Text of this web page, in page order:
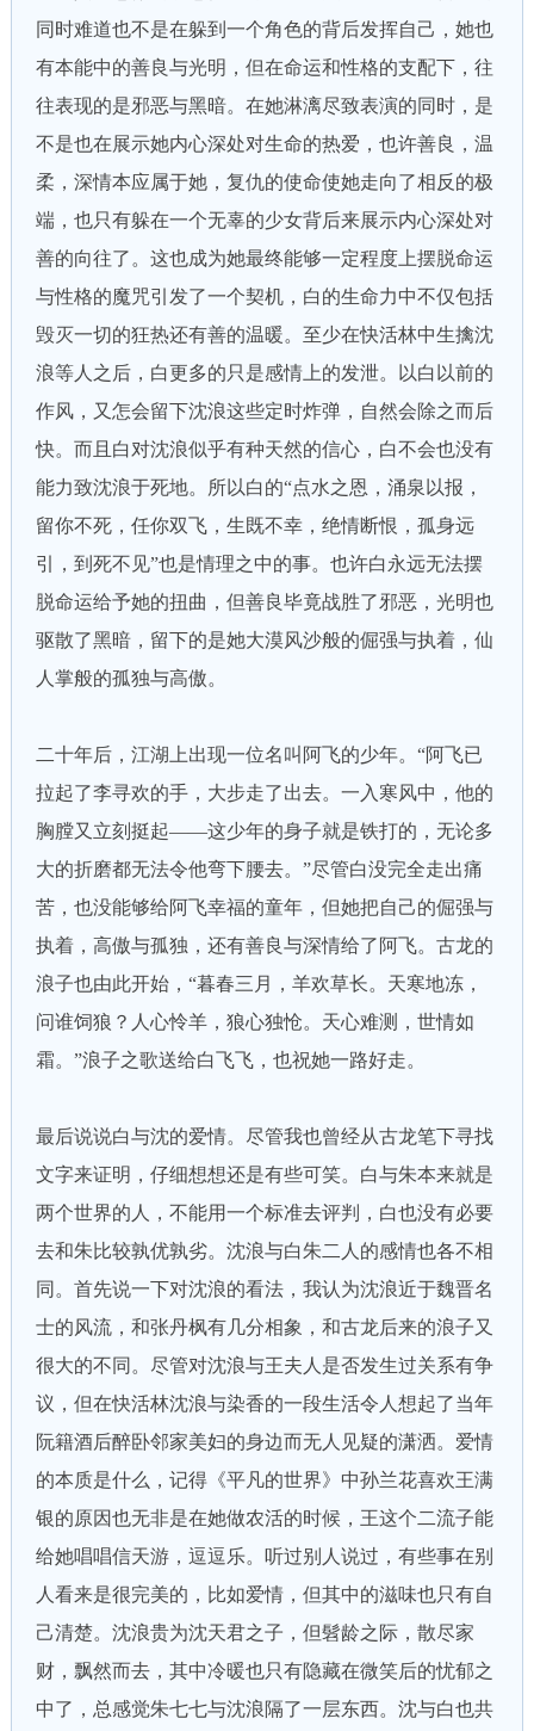
同时难道也不是在躲到一个角色的背后发挥自己，她也
有本能中的善良与光明，但在命运和性格的支配下，往
往表现的是邪恶与黑暗。在她淋漓尽致表演的同时，是
不是也在展示她内心深处对生命的热爱，也许善良，温
柔，深情本应属于她，复仇的使命使她走向了相反的极
端，也只有躲在一个无辜的少女背后来展示内心深处对
善的向往了。这也成为她最终能够一定程度上摆脱命运
与性格的魔咒引发了一个契机，白的生命力中不仅包括
毁灭一切的狂热还有善的温暖。至少在快活林中生擒沈
浪等人之后，白更多的只是感情上的发泄。以白以前的
作风，又怎会留下沈浪这些定时炸弹，自然会除之而后
快。而且白对沈浪似乎有种天然的信心，白不会也没有
能力致沈浪于死地。所以白的“点水之恩，涌泉以报，
留你不死，任你双飞，生既不幸，绝情断恨，孤身远
引，到死不见”也是情理之中的事。也许白永远无法摆
脱命运给予她的扭曲，但善良毕竟战胜了邪恶，光明也
驱散了黑暗，留下的是她大漠风沙般的倔强与执着，仙
人掌般的孤独与高傲。
二十年后，江湖上出现一位名叫阿飞的少年。“阿飞已
拉起了李寻欢的手，大步走了出去。一入寒风中，他的
胸膛又立刻挺起——这少年的身子就是铁打的，无论多
大的折磨都无法令他弯下腰去。”尽管白没完全走出痛
苦，也没能够给阿飞幸福的童年，但她把自己的倔强与
执着，高傲与孤独，还有善良与深情给了阿飞。古龙的
浪子也由此开始，“暮春三月，羊欢草长。天寒地冻，
问谁饲狼？人心怜羊，狼心独怆。天心难测，世情如
霜。”浪子之歌送给白飞飞，也祝她一路好走。
最后说说白与沈的爱情。尽管我也曾经从古龙笔下寻找
文字来证明，仔细想想还是有些可笑。白与朱本来就是
两个世界的人，不能用一个标准去评判，白也没有必要
去和朱比较孰优孰劣。沈浪与白朱二人的感情也各不相
同。首先说一下对沈浪的看法，我认为沈浪近于魏晋名
士的风流，和张丹枫有几分相象，和古龙后来的浪子又
很大的不同。尽管对沈浪与王夫人是否发生过关系有争
议，但在快活林沈浪与染香的一段生活令人想起了当年
阮籍酒后醉卧邻家美妇的身边而无人见疑的潇洒。爱情
的本质是什么，记得《平凡的世界》中孙兰花喜欢王满
银的原因也无非是在她做农活的时候，王这个二流子能
给她唱唱信天游，逗逗乐。听过别人说过，有些事在别
人看来是很完美的，比如爱情，但其中的滋味也只有自
己清楚。沈浪贵为沈天君之子，但髫龄之际，散尽家
财，飘然而去，其中冷暖也只有隐藏在微笑后的忧郁之
中了，总感觉朱七七与沈浪隔了一层东西。沈与白也共